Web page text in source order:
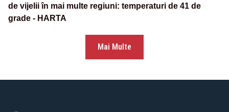
de vijelii în mai multe regiuni: temperaturi de 41 de
grade - HARTA
Mai Multe